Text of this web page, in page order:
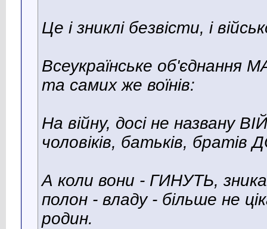
Це і зниклі безвісти, і
Всеукраїнське об'єднання
та самих же воїнів:
На війну, досі не названу
чоловіків, батьків,
А коли вони - ГИНУТЬ,
полон - владу - більше не
родин.